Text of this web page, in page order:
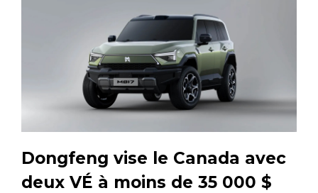
Dongfeng vise le Canada avec
deux VÉ à moins de 35 000 $